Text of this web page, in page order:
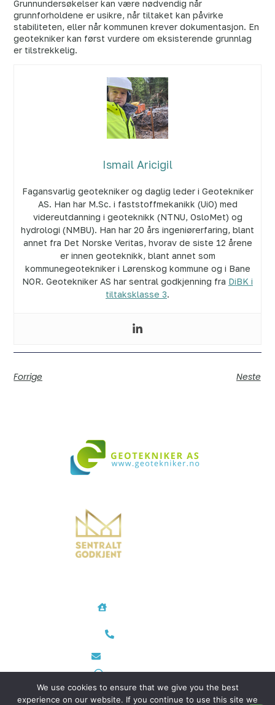
Grunnundersøkelser kan være nødvendig når
grunnforholdene er usikre, når tiltaket kan påvirke
stabiliteten, eller når kommunen krever dokumentasjon. En
geotekniker kan først vurdere om eksisterende grunnlag
er tilstrekkelig.
Ismail Aricigil
Fagansvarlig geotekniker og daglig leder i Geotekniker
AS. Han har M.Sc. i faststoffmekanikk (UiO) med
videreutdanning i geoteknikk (NTNU, OsloMet) og
hydrologi (NMBU). Han har 20 års ingeniørerfaring, blant
annet fra Det Norske Veritas, hvorav de siste 12 årene
er innen geoteknikk, blant annet som
kommunegeotekniker i Lørenskog kommune og i Bane
NOR. Geotekniker AS har sentral godkjenning fra DiBK i
tiltaksklasse 3.
Forrige Neste
Org.nr 933 698 343
We use cookies to ensure that we give you the best
experience on our website. If you continue to use this site we